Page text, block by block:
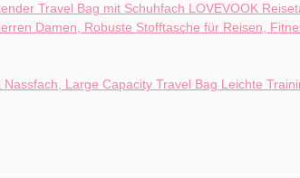
LOVEVOOK